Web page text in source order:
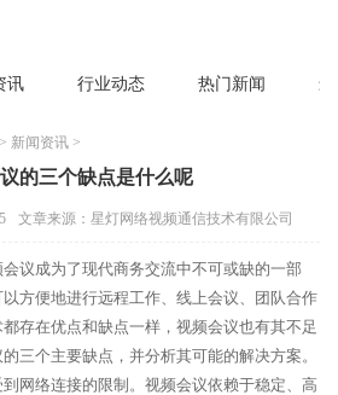
讯 行业动态 热门新闻
> 新闻资讯 >
的三个缺点是什么呢
文章来源：星灯网络视频通信技术有限公司
议成为了现代商务交流中不可或缺的一部
方便地进行远程工作、线上会议、团队合作
存在优点和缺点一样，视频会议也有其不足
三个主要缺点，并分析其可能的解决方案。
网络连接的限制。视频会议依赖于稳定、高